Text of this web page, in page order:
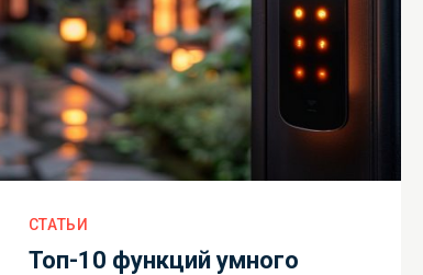
СТАТЬИ
Топ-10 функций умного